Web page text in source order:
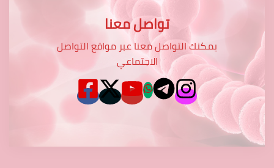
تواصل معنا
يمكنك التواصل معنا عبر مواقع التواصل
الاجتماعي